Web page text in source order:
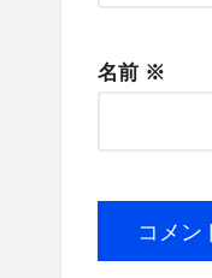
名前 ※